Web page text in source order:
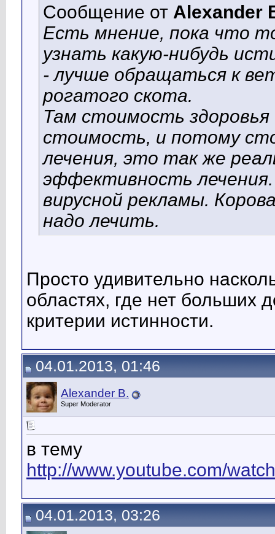
Сообщение от Alexander
Есть мнение, пока что
узнать какую-нибудь
- лучше обращаться к
рогатого скота.
Там стоимость
стоимость, и потому
лечения, это так же
эффективность лечения.
вирусной рекламы.
надо лечить.
Просто удивительно
областях, где нет больших
критерии истинности.
04.01.2013, 01:46
Alexander B.
Super Moderator
в тему
http://www.youtube.com/
04.01.2013, 03:26